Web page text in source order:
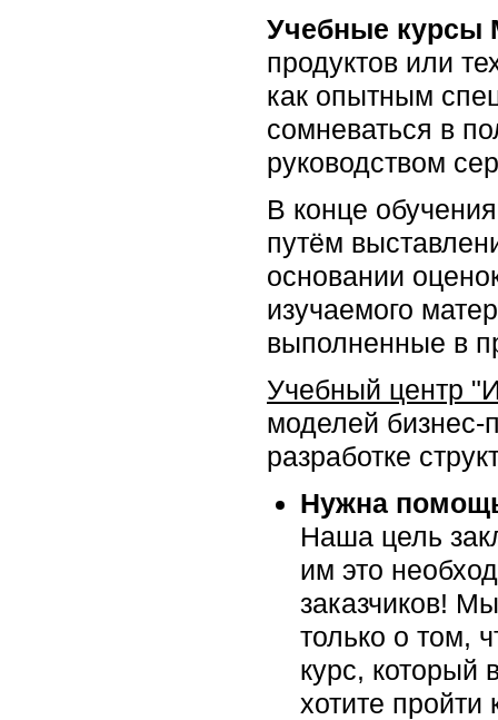
Учебные курсы
продуктов или
как опытным
сомневаться в
руководством
В конце
путём
основании
изучаемого
выполненные в
Учебный центр
моделей
разработке
Нужна
Наша цель
им это
заказчиков!
только о том,
курс, который
хотите